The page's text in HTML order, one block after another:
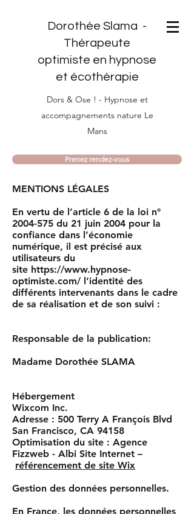
Dorothée Slama -
Thérapeute
optimiste en hypnose
et écothérapie
Dors & Ose ! - Hypnose et
accompagnements nature Le
Mans
Prenez rendez-vous
MENTIONS LÉGALES
En vertu de l’article 6 de la loi n°
2004-575 du 21 juin 2004 pour la
confiance dans l’économie
numérique, il est précisé aux
utilisateurs du
site https://www.hypnose-
optimiste.com/ l’identité des
différents intervenants dans le cadre
de sa réalisation et de son suivi :
Responsable de la publication:
Madame Dorothée SLAMA
Hébergement
Wixcom Inc.
Adresse : 500 Terry A François Blvd
San Francisco, CA 94158
Optimisation du site : Agence
Fizzweb - Albi Site Internet –
référencement de site Wix
Gestion des données personnelles.
En France, les données personnelles